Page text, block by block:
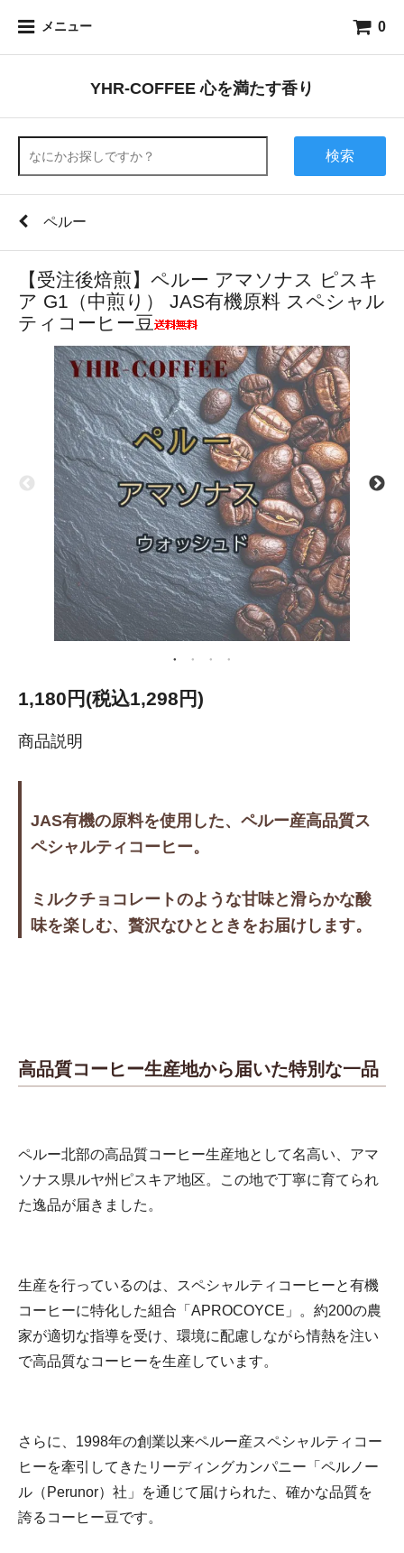
メニュー 0
YHR-COFFEE 心を満たす香り
検索
ペルー
【受注後焙煎】ペルー アマソナス ピスキ
ア G1（中煎り） JAS有機原料 スペシャル
ティコーヒー豆
1,180円(税込1,298円)
商品説明
JAS有機の原料を使用した、ペルー産高品質ス
ペシャルティコーヒー。
ミルクチョコレートのような甘味と滑らかな酸
味を楽しむ、贅沢なひとときをお届けします。
高品質コーヒー生産地から届いた特別な一品
ペルー北部の高品質コーヒー生産地として名高い、アマ
ソナス県ルヤ州ピスキア地区。この地で丁寧に育てられ
た逸品が届きました。
生産を行っているのは、スペシャルティコーヒーと有機
コーヒーに特化した組合「APROCOYCE」。約200の農
家が適切な指導を受け、環境に配慮しながら情熱を注い
で高品質なコーヒーを生産しています。
さらに、1998年の創業以来ペルー産スペシャルティコー
ヒーを牽引してきたリーディングカンパニー「ペルノー
ル（Perunor）社」を通じて届けられた、確かな品質を
誇るコーヒー豆です。